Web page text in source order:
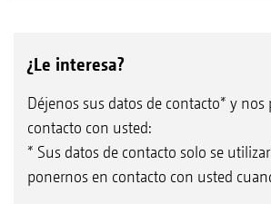
¿Le interesa?
Déjenos sus datos de contacto* y
contacto con usted:
* Sus datos de contacto solo se
ponernos en contacto con usted